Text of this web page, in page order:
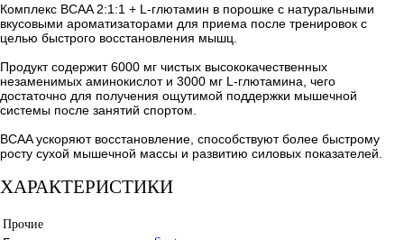
Комплекс BCAA 2:1:1 + L-глютамин в порошке с натуральными
вкусовыми ароматизаторами для приема после тренировок с
целью быстрого восстановления мышц.
Продукт содержит 6000 мг чистых высококачественных
незаменимых аминокислот и 3000 мг L-глютамина, чего
достаточно для получения ощутимой поддержки мышечной
системы после занятий спортом.
BCAA ускоряют восстановление, способствуют более быстрому
росту сухой мышечной массы и развитию силовых показателей.
ХАРАКТЕРИСТИКИ
Прочие